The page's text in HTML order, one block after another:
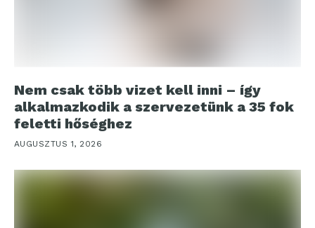
Nem csak több vizet kell inni – így
alkalmazkodik a szervezetünk a 35 fok
feletti hőséghez
AUGUSZTUS 1, 2026